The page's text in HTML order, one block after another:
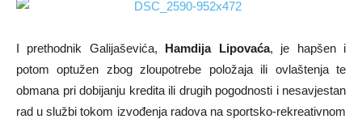
I prethodnik Galijaševića, Hamdija Lipovaća, je hapšen i
potom optužen zbog zloupotrebe položaja ili ovlaštenja te
obmana pri dobijanju kredita ili drugih pogodnosti i nesavjestan
rad u službi tokom izvođenja radova na sportsko-rekreativnom